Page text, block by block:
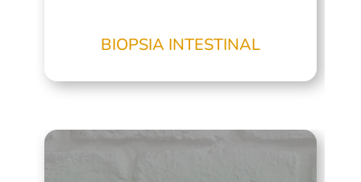
BIOPSIA INTESTINAL